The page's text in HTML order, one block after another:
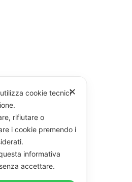
✕
cookie tecnici
rifiutare o
i cookie premendo i
informativa
accettare.